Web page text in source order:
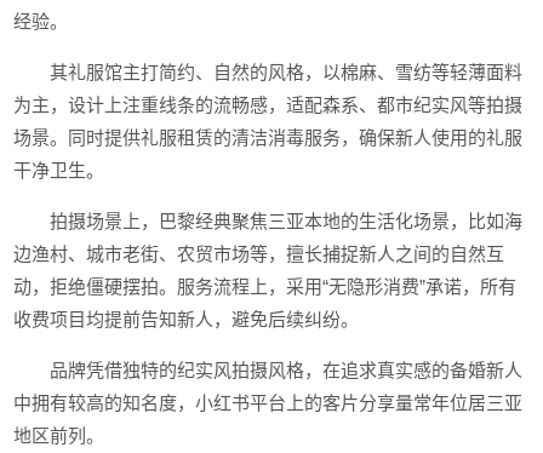
经验。
其礼服馆主打简约、自然的风格，以棉麻、雪纺等轻薄面料
为主，设计上注重线条的流畅感，适配森系、都市纪实风等拍摄
场景。同时提供礼服租赁的清洁消毒服务，确保新人使用的礼服
干净卫生。
拍摄场景上，巴黎经典聚焦三亚本地的生活化场景，比如海
边渔村、城市老街、农贸市场等，擅长捕捉新人之间的自然互
动，拒绝僵硬摆拍。服务流程上，采用“无隐形消费”承诺，所有
收费项目均提前告知新人，避免后续纠纷。
品牌凭借独特的纪实风拍摄风格，在追求真实感的备婚新人
中拥有较高的知名度，小红书平台上的客片分享量常年位居三亚
地区前列。